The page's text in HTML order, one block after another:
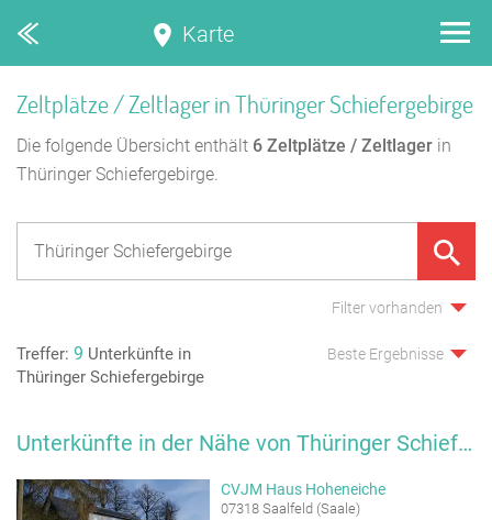
Karte
Zeltplätze / Zeltlager in Thüringer Schiefergebirge
Die folgende Übersicht enthält 6 Zeltplätze / Zeltlager in
Thüringer Schiefergebirge.
Filter vorhanden
Treffer: 9 Unterkünfte in
Thüringer Schiefergebirge
Beste Ergebnisse
Unterkünfte in der Nähe von Thüringer Schiefergebirge
CVJM Haus Hoheneiche
07318 Saalfeld (Saale)